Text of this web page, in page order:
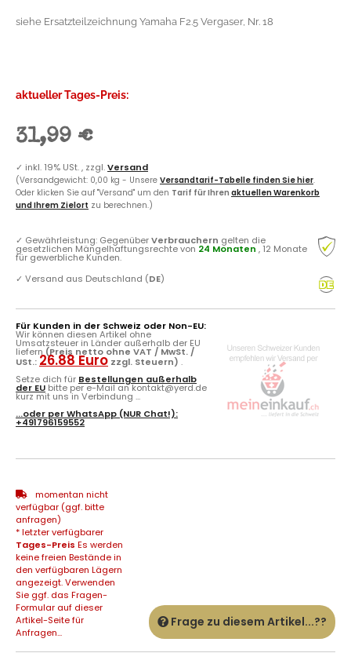
siehe Ersatzteilzeichnung Yamaha F2.5 Vergaser, Nr. 18
aktueller Tages-Preis:
31,99 €
✓ inkl. 19% USt. , zzgl.Versand
(Versandgewicht: 0,00 kg - Unsere Versandtarif-Tabelle finden Sie hier.
Oder klicken Sie auf "Versand" um den Tarif für Ihren aktuellen Warenkorb
und Ihrem Zielort zu berechnen.)
✓ Gewährleistung: GegenüberVerbrauchern gelten die
gesetzlichen Mängelhaftungsrechte von 24 Monaten , 12 Monate
für gewerbliche Kunden.
✓ Versand aus Deutschland (DE)
Für Kunden in der Schweiz oder Non-EU:
Wir können diesen Artikel ohne
Umsatzsteuer in Länder außerhalb der EU
liefern (Preis netto ohne VAT / MwSt. /
USt.: 26.88 Euro zzgl. Steuern) .
Setze dich für Bestellungen außerhalb
der EU bitte per e-Mail an kontakt@yerd.de
kurz mit uns in Verbindung ...
...oder perWhatsApp (NUR Chat!):
+491796159552
momentan nicht
verfügbar (ggf. bitte
anfragen)
* letzter verfügbarer
Tages-Preis Es werden
keine freien Bestände in
den verfügbaren Lägern
angezeigt. Verwenden
Sie ggf. das Fragen-
Formular auf dieser
Artikel-Seite für
Anfragen...
Frage zu diesem Artikel...??